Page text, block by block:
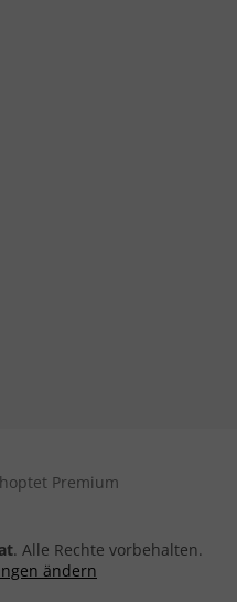
Premium
. Alle Rechte vorbehalten.
ändern